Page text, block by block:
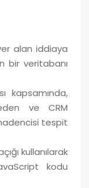
alan iddiaya
bir veritabanı
kapsamında,
ve CRM
tespit
kullanılarak
kodu